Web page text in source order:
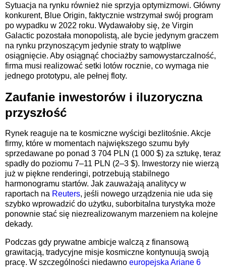
Sytuacja na rynku również nie sprzyja optymizmowi. Główny
konkurent, Blue Origin, faktycznie wstrzymał swój program
po wypadku w 2022 roku. Wydawałoby się, że Virgin
Galactic pozostała monopolistą, ale bycie jedynym graczem
na rynku przynoszącym jedynie straty to wątpliwe
osiągnięcie. Aby osiągnąć chociażby samowystarczalność,
firma musi realizować setki lotów rocznie, co wymaga nie
jednego prototypu, ale pełnej floty.
Zaufanie inwestorów i iluzoryczna
przyszłość
Rynek reaguje na te kosmiczne wyścigi bezlitośnie. Akcje
firmy, które w momentach największego szumu były
sprzedawane po ponad 3 704 PLN (1 000 $) za sztukę, teraz
spadły do poziomu 7–11 PLN (2–3 $). Inwestorzy nie wierzą
już w piękne renderingi, potrzebują stabilnego
harmonogramu startów. Jak zauważają analitycy w
raportach na Reuters, jeśli nowego urządzenia nie uda się
szybko wprowadzić do użytku, suborbitalna turystyka może
ponownie stać się niezrealizowanym marzeniem na kolejne
dekady.
Podczas gdy prywatne ambicje walczą z finansową
grawitacją, tradycyjne misje kosmiczne kontynuują swoją
pracę. W szczególności niedawno europejska Ariane 6